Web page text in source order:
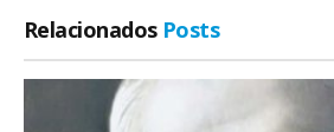
Relacionados Posts